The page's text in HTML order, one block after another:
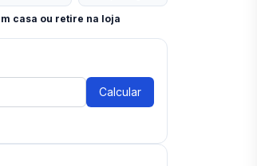
casa ou retire na loja
Calcular